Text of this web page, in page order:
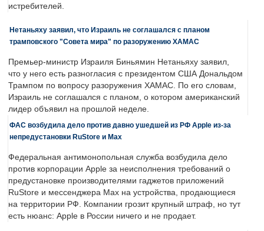
истребителей.
Нетаньяху заявил, что Израиль не соглашался с планом
трамповского "Совета мира" по разоружению ХАМАС
Премьер-министр Израиля Биньямин Нетаньяху заявил,
что у него есть разногласия с президентом США Дональдом
Трампом по вопросу разоружения ХАМАС. По его словам,
Израиль не соглашался с планом, о котором американский
лидер объявил на прошлой неделе.
ФАС возбудила дело против давно ушедшей из РФ Apple из-за
непредустановки RuStore и Max
Федеральная антимонопольная служба возбудила дело
против корпорации Apple за неисполнения требований о
предустановке производителями гаджетов приложений
RuStore и мессенджера Max на устройства, продающиеся
на территории РФ. Компании грозит крупный штраф, но тут
есть нюанс: Apple в России ничего и не продает.